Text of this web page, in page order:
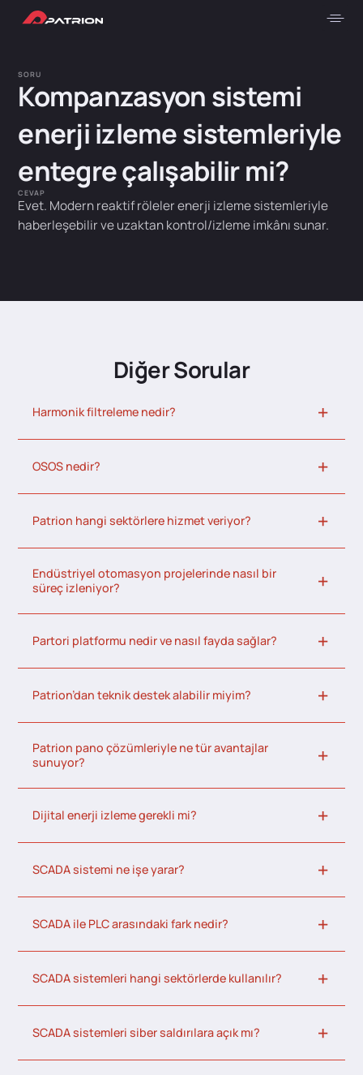
SORU
Kompanzasyon sistemi
enerji izleme sistemleriyle
entegre çalışabilir mi?
CEVAP
Evet. Modern reaktif röleler enerji izleme sistemleriyle
haberleşebilir ve uzaktan kontrol/izleme imkânı sunar.
Diğer Sorular
Harmonik filtreleme nedir?
OSOS nedir?
Patrion hangi sektörlere hizmet veriyor?
Endüstriyel otomasyon projelerinde nasıl bir
süreç izleniyor?
Partori platformu nedir ve nasıl fayda sağlar?
Patrion’dan teknik destek alabilir miyim?
Patrion pano çözümleriyle ne tür avantajlar
sunuyor?
Dijital enerji izleme gerekli mi?
SCADA sistemi ne işe yarar?
SCADA ile PLC arasındaki fark nedir?
SCADA sistemleri hangi sektörlerde kullanılır?
SCADA sistemleri siber saldırılara açık mı?